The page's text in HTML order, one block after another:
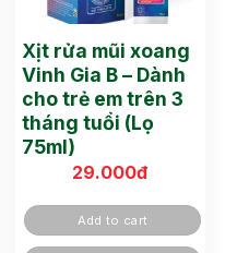
Xịt rửa mũi xoang
Vinh Gia B – Dành
cho trẻ em trên 3
tháng tuổi (Lọ
75ml)
29.000đ
Add to cart